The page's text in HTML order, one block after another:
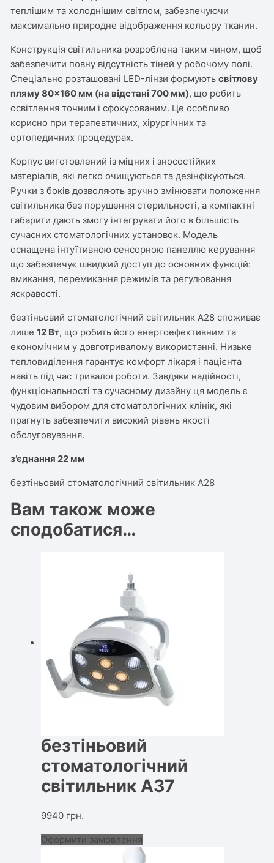
теплішим та холоднішим світлом, забезпечуючи
максимально природне відображення кольору тканин.
Конструкція світильника розроблена таким чином, щоб
забезпечити повну відсутність тіней у робочому полі.
Спеціально розташовані LED-лінзи формуютьсвітлову
пляму 80×160 мм (на відстані 700 мм), що робить
освітлення точним і сфокусованим. Це особливо
корисно при терапевтичних, хірургічних та
ортопедичних процедурах.
Корпус виготовлений із міцних і зносостійких
матеріалів, які легко очищуються та дезінфікуються.
Ручки з боків дозволяють зручно змінювати положення
світильника без порушення стерильності, а компактні
габарити дають змогу інтегрувати його в більшість
сучасних стоматологічних установок. Модель
оснащена інтуїтивною сенсорною панеллю керування
що забезпечує швидкий доступ до основних функцій:
вмикання, перемикання режимів та регулювання
яскравості.
безтіньовий стоматологічний світильник А28 споживає
лише12 Вт, що робить його енергоефективним та
економічним у довготривалому використанні. Низьке
тепловиділення гарантує комфорт лікаря і пацієнта
навіть під час тривалої роботи. Завдяки надійності,
функціональності та сучасному дизайну ця модель є
чудовим вибором для стоматологічних клінік, які
прагнуть забезпечити високий рівень якості
обслуговування.
з’єднання 22 мм
безтіньовий стоматологічний світильник А28
Вам також може
сподобатися…
безтіньовий
стоматологічний
світильник А37
9940 грн.
Оформити замовлення